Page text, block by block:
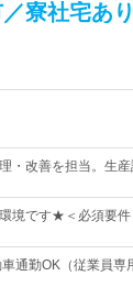
寮社宅あり
・改善を担当。生
境です★＜必須要
通勤OK（従業員専